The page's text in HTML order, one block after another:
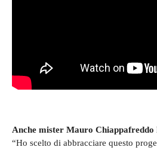
Anche mister Mauro Chiappafreddo
“Ho scelto di abbracciare questo